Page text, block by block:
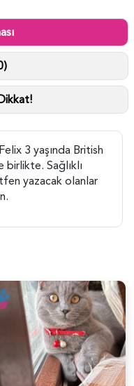
(0)
3 yaşında British
birlikte. Sağlıklı
yazacak olanlar